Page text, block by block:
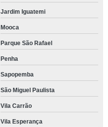
Jardim Iguatemi
Mooca
Parque São Rafael
Penha
Sapopemba
São Miguel Paulista
Vila Carrão
Vila Esperança